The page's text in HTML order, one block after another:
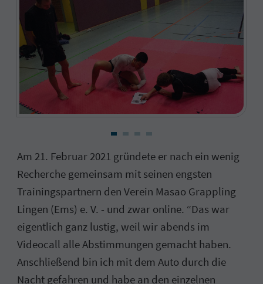
Am 21. Februar 2021 gründete er nach ein wenig
Recherche gemeinsam mit seinen engsten
Trainingspartnern den Verein Masao Grappling
Lingen (Ems) e. V. - und zwar online. “Das war
eigentlich ganz lustig, weil wir abends im
Videocall alle Abstimmungen gemacht haben.
Anschließend bin ich mit dem Auto durch die
Nacht gefahren und habe an den einzelnen